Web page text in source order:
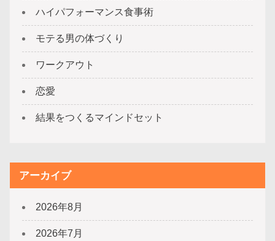
ハイパフォーマンス食事術
モテる男の体づくり
ワークアウト
恋愛
結果をつくるマインドセット
アーカイブ
2026年8月
2026年7月